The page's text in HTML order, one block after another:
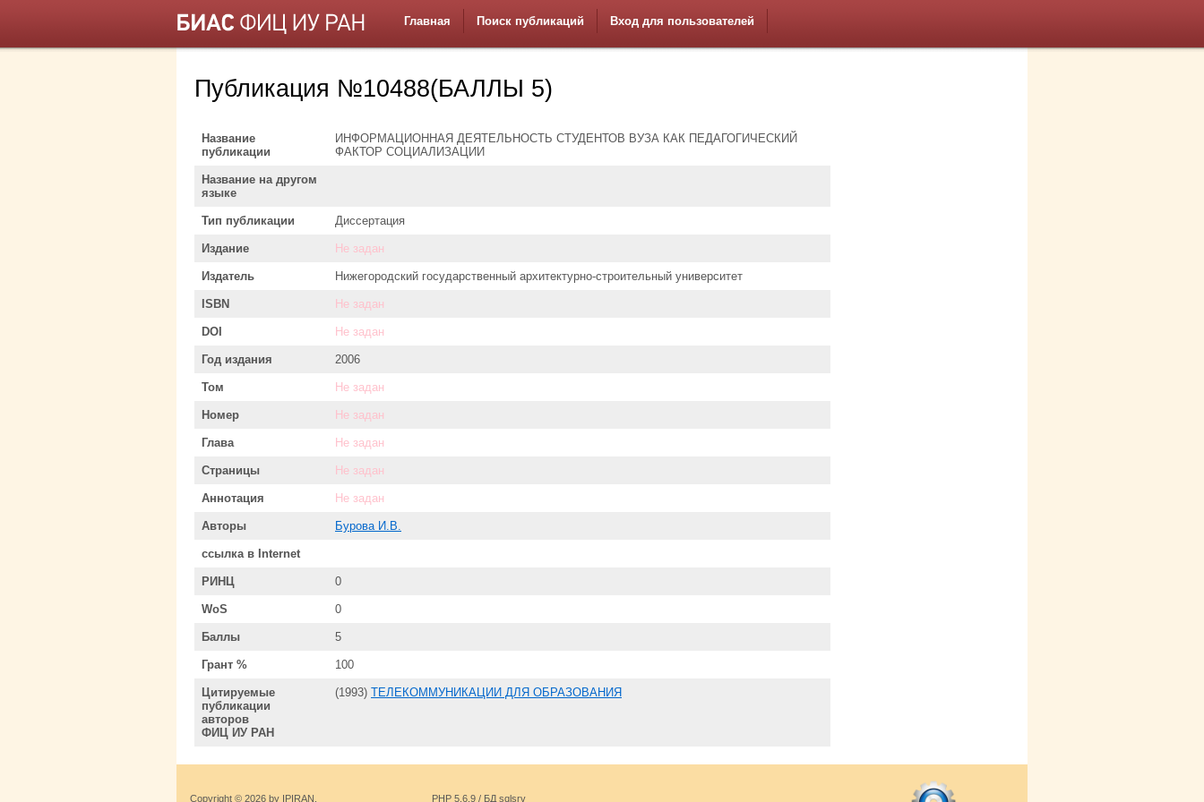
Главная Поиск публикаций Вход для пользователей
Публикация №10488(БАЛЛЫ 5)
Название
публикации
ИНФОРМАЦИОННАЯ ДЕЯТЕЛЬНОСТЬ СТУДЕНТОВ ВУЗА КАК ПЕДАГОГИЧЕСКИЙ
ФАКТОР СОЦИАЛИЗАЦИИ
Название на другом
языке
Тип публикации Диссертация
Издание Не задан
Издатель Нижегородский государственный архитектурно-строительный университет
ISBN Не задан
DOI Не задан
Год издания 2006
Том Не задан
Номер Не задан
Глава Не задан
Страницы Не задан
Аннотация Не задан
Авторы Бурова И.В.
ссылка в Internet
РИНЦ 0
WoS 0
Баллы 5
Грант % 100
Цитируемые
публикации
авторов
ФИЦ ИУ РАН
(1993) ТЕЛЕКОММУНИКАЦИИ ДЛЯ ОБРАЗОВАНИЯ
Copyright © 2026 by IPIRAN. PHP 5.6.9 / БД sqlsrv